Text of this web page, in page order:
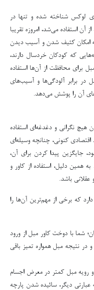
لوکس شناخته شده و تنها در
آن استفاده می‌شد، امروزه تقریبا
امکان کثیف شدن و آسیب دیدن
که کودکان خردسال دارند،
برای محافظت از آن‌ها استفاده
برابر آلودگی‌ها و آسیب‌های
آن را پوشش می‌دهد.
هیچ نگرانی و دغدغه‌ای استفاده
کنونی، چنانچه وسیله‌ای
جایگزین پیدا کردن برای آن،
همین دلیل، استفاده از کاور و
عقلانی باشد.
که برخی از مهم‌ترین آن‌ها را
شما با دوخت کاور مبل از ورود
نتیجه مبل همواره تمیز باقی
رویه مبل کمتر در معرض اجسام
عبارتی دیگر، سائیده شدن پارچه